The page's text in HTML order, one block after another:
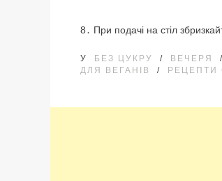
8․ При подачі на стіл
У БЕЗ ЦУКРУ / ВЕЧЕРЯ /
ДЛЯ ВЕГАНІВ
/ РЕЦЕПТИ